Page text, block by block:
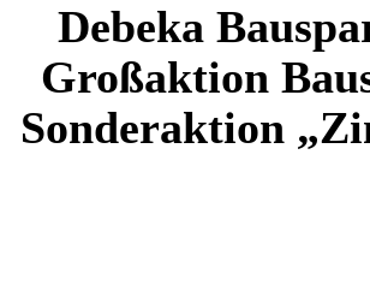
Debeka
Großaktion
Sonderaktion